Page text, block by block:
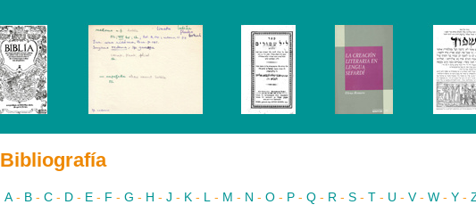
Bibliografía
A - B - C - D - E - F - G - H - J - K - L - M - N - O - P - Q - R - S - T - U - V - W - Y -